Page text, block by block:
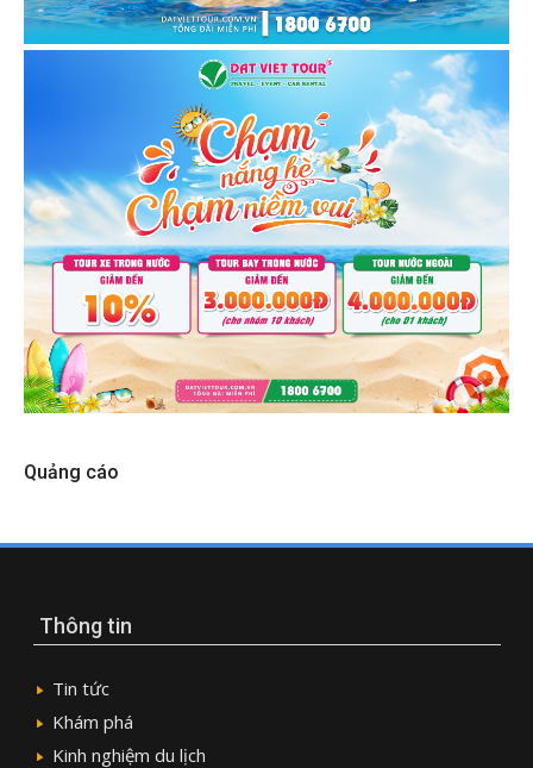
Quảng cáo
Thông tin
Tin tức
Khám phá
Kinh nghiệm du lịch